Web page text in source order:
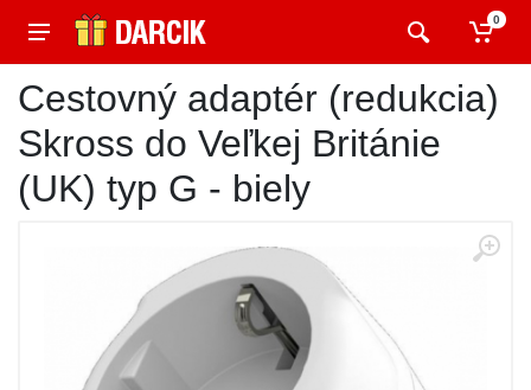
0
Cestovný adaptér (redukcia)
Skross do Veľkej Británie
(UK) typ G - biely